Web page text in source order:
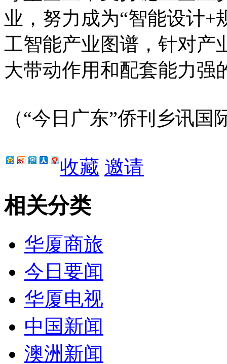
业，努力成为“智能设计+
工智能产业图谱，针对产
大带动作用和配套能力强
（“今日广东”侨刊乡讯
收藏 邀请
相关分类
华厦商旅
今日要闻
华厦电视
中国新闻
澳洲新闻